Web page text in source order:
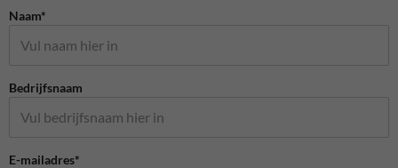
Naam*
Bedrijfsnaam
E-mailadres*